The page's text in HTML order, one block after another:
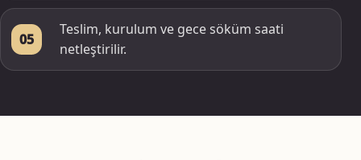
05
Teslim, kurulum ve gece söküm saati
netleştirilir.